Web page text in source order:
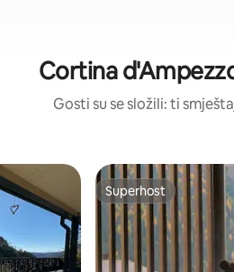
Cortina
Gosti su se složili: ti
„Odabrali gosti”
Superhost
Superhost